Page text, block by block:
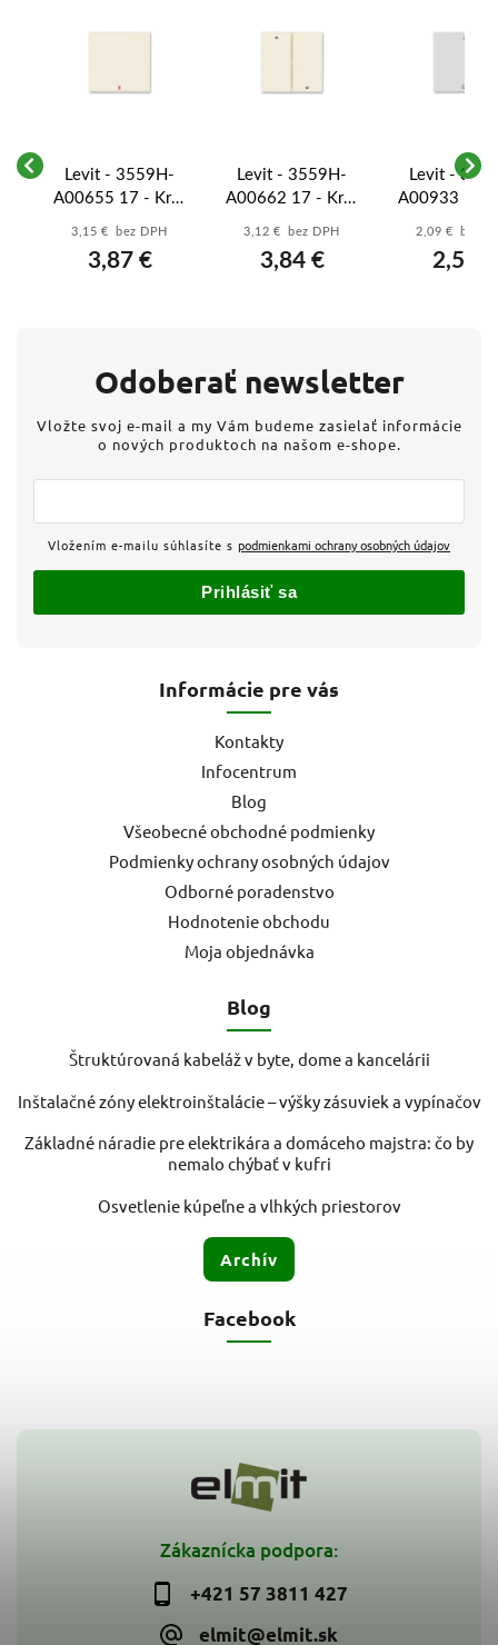
Levit - 3559H-
A00655 17 - Kryt
spínača s potlačou
kosť/biela
3,15 € bez DPH
3,87 €
Levit - 3559H-
A00662 17 - Kryt
spínača delený s
- slonová
3,12 € bez DPH
3,84 €
Levit -
A00933 16 -
spínača s
2,09 € bez
2,57 €
Zákaznícka podpora:
+421 57 3811 427
elmit@elmit.sk
Informácie pre vás
Kontakty
Infocentrum
Blog
Všeobecné obchodné podmienky
Podmienky ochrany osobných údajov
Odborné poradenstvo
Hodnotenie obchodu
Moja objednávka
Blog
Štruktúrovaná kabeláž v byte, dome a kancelárii
Inštalačné zóny elektroinštalácie – výšky zásuviek a vypínačov
Základné náradie pre elektrikára a domáceho majstra: čo by
nemalo chýbať v kufri
Osvetlenie kúpeľne a vlhkých priestorov
Archív
Odoberať newsletter
Vložte svoj e-mail a my Vám budeme zasielať informácie
o nových produktoch na našom e-shope.
Vložením e-mailu súhlasíte s podmienkami ochrany osobných údajov
Prihlásiť sa
Facebook